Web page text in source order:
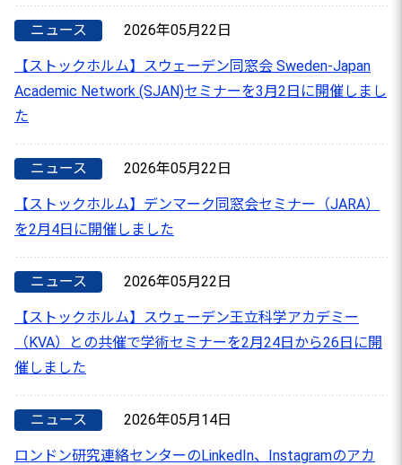
ニュース 2026年05月22日
【ストックホルム】スウェーデン同窓会 Sweden-Japan
Academic Network (SJAN)セミナーを3月2日に開催しまし
た
ニュース 2026年05月22日
【ストックホルム】デンマーク同窓会セミナー（JARA）
を2月4日に開催しました
ニュース 2026年05月22日
【ストックホルム】スウェーデン王立科学アカデミー
（KVA）との共催で学術セミナーを2月24日から26日に開
催しました
ニュース 2026年05月14日
ロンドン研究連絡センターのLinkedIn、Instagramのアカ